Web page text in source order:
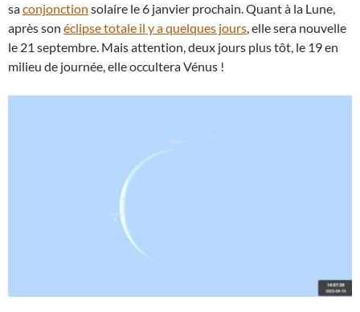
saconjonction solaire le 6 janvier prochain. Quant à la Lune,
après son éclipse totale il y a quelques jours, elle sera nouvelle
le 21 septembre. Mais attention, deux jours plus tôt, le 19 en
milieu de journée, elle occultera Vénus !